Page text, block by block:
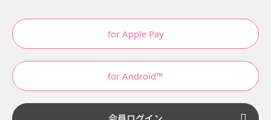
for Apple Pay
for Android™